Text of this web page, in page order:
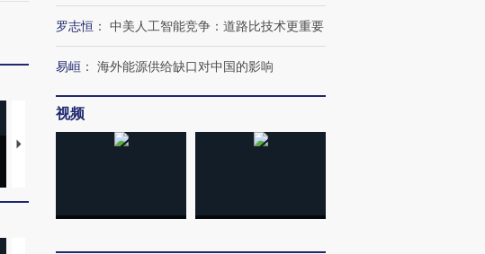
视线｜HYROX的吸金
马航飞行员跨国走私7万
罗志恒 ： 中美人工智能竞争：道路比技术更重要
易峘 ： 海外能源供给缺口对中国的影响
视频